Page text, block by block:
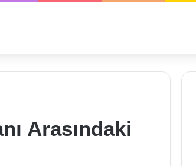
Arasındaki